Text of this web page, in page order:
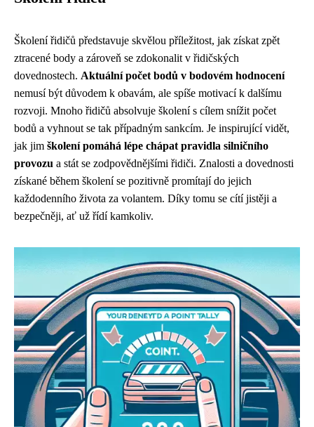
Školení řidičů představuje skvělou příležitost, jak získat zpět
ztracené body a zároveň se zdokonalit v řidičských
dovednostech. Aktuální počet bodů v bodovém hodnocení
nemusí být důvodem k obavám, ale spíše motivací k dalšímu
rozvoji. Mnoho řidičů absolvuje školení s cílem snížit počet
bodů a vyhnout se tak případným sankcím. Je inspirující vidět,
jak jim školení pomáhá lépe chápat pravidla silničního
provozu a stát se zodpovědnějšími řidiči. Znalosti a dovednosti
získané během školení se pozitivně promítají do jejich
každodenního života za volantem. Díky tomu se cítí jistěji a
bezpečněji, ať už řídí kamkoliv.